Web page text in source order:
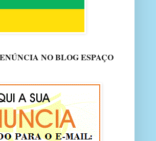
NO BLOG ESPAÇO